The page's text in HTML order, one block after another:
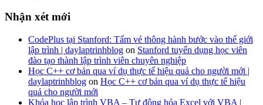
Nhận xét mới
CodePlus tại Stanford: Tấm vé thông hành bước vào thế giới
lập trình | daylaptrinhblog on Stanford tuyển dụng học viên
đào tạo thành lập trình viên chuyên nghiệp
Học C++ cơ bản qua ví dụ thực tế hiệu quả cho người mới |
daylaptrinhblog on Học C++ cơ bản qua ví dụ thực tế hiệu
quả cho người mới
Khóa học lập trình VBA – Tự động hóa Excel với VBA |